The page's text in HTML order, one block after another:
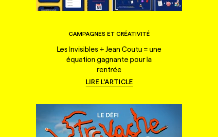
CAMPAGNES ET CRÉATIVITÉ
Les Invisibles + Jean Coutu = une
équation gagnante pour la
rentrée
LIRE L'ARTICLE